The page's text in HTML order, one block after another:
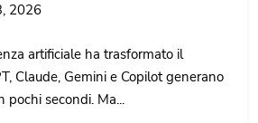
2026
artificiale ha trasformato il
Claude, Gemini e Copilot generano
pochi secondi. Ma...